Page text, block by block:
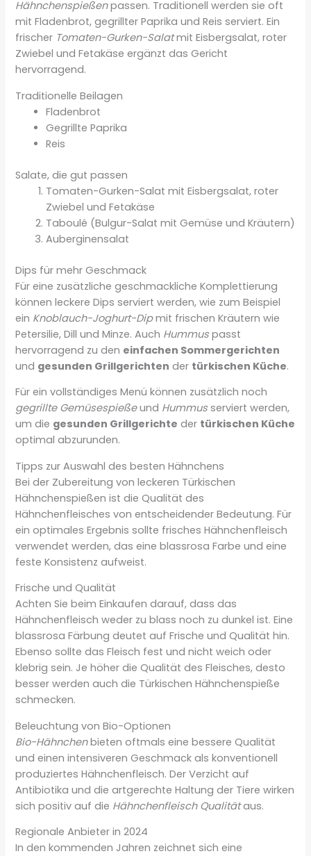
Hähnchenspießenpassen. Traditionell werden sie oft
mit Fladenbrot, gegrillter Paprika und Reis serviert. Ein
frischer Tomaten-Gurken-Salatmit Eisbergsalat, roter
Zwiebel und Fetakäse ergänzt das Gericht
hervorragend.
Traditionelle Beilagen
Fladenbrot
Gegrillte Paprika
Reis
Salate, die gut passen
Tomaten-Gurken-Salat mit Eisbergsalat, roter
Zwiebel und Fetakäse
Taboulé (Bulgur-Salat mit Gemüse und Kräutern)
Auberginensalat
Dips für mehr Geschmack
Für eine zusätzliche geschmackliche Komplettierung
können leckere Dips serviert werden, wie zum Beispiel
ein Knoblauch-Joghurt-Dipmit frischen Kräutern wie
Petersilie, Dill und Minze. Auch Hummus passt
hervorragend zu den einfachen Sommergerichten
und gesunden Grillgerichten der türkischen Küche.
Für ein vollständiges Menü können zusätzlich noch
gegrillte Gemüsespießeund Hummus serviert werden,
um die gesunden Grillgerichte der türkischen Küche
optimal abzurunden.
Tipps zur Auswahl des besten Hähnchens
Bei der Zubereitung von leckeren Türkischen
Hähnchenspießen ist die Qualität des
Hähnchenfleisches von entscheidender Bedeutung. Für
ein optimales Ergebnis sollte frisches Hähnchenfleisch
verwendet werden, das eine blassrosa Farbe und eine
feste Konsistenz aufweist.
Frische und Qualität
Achten Sie beim Einkaufen darauf, dass das
Hähnchenfleisch weder zu blass noch zu dunkel ist. Eine
blassrosa Färbung deutet auf Frische und Qualität hin.
Ebenso sollte das Fleisch fest und nicht weich oder
klebrig sein. Je höher die Qualität des Fleisches, desto
besser werden auch die Türkischen Hähnchenspieße
schmecken.
Beleuchtung von Bio-Optionen
Bio-Hähnchenbieten oftmals eine bessere Qualität
und einen intensiveren Geschmack als konventionell
produziertes Hähnchenfleisch. Der Verzicht auf
Antibiotika und die artgerechte Haltung der Tiere wirken
sich positiv auf die Hähnchenfleisch Qualitätaus.
Regionale Anbieter in 2024
In den kommenden Jahren zeichnet sich eine